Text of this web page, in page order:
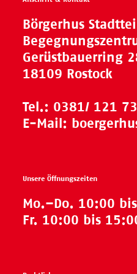
Börgerhus
Gerüstbauerring
18109 Rostock
Tel.: 0381/ 121
E-Mail:
Unsere Öffnungszeiten
Mo.–Do. 10:00
Fr. 10:00 bis